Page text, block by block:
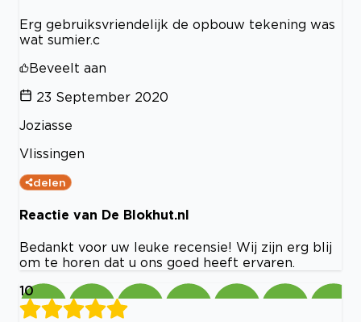
Erg gebruiksvriendelijk de opbouw tekening was
wat sumier.c
Beveelt aan
23 September 2020
Joziasse
Vlissingen
delen
Reactie van De Blokhut.nl
Bedankt voor uw leuke recensie! Wij zijn erg blij
om te horen dat u ons goed heeft ervaren.
10